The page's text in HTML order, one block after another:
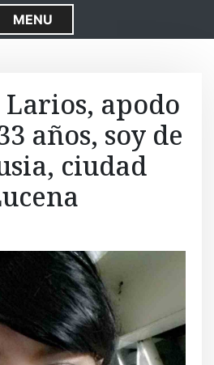
S
k
o
o
n
e
MENU
apodo
años, soy de
ciudad